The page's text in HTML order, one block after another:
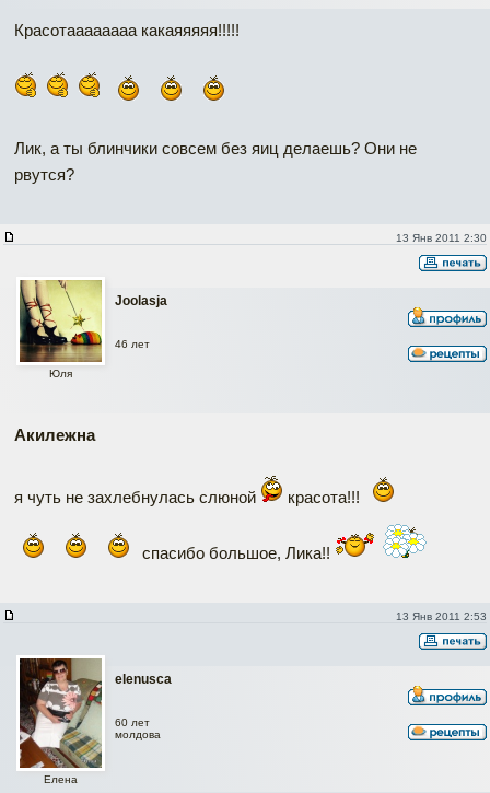
Красотаааааааа какаяяяяя!!!!!
Лик, а ты блинчики совсем без яиц делаешь? Они не
рвутся?
13 Янв 2011 2:30
Joolasja
Юля
46 лет
Акилежна
я чуть не захлебнулась слюной красота!!!
спасибо большое, Лика!!
13 Янв 2011 2:53
elenusca
Елена
60 лет
молдова